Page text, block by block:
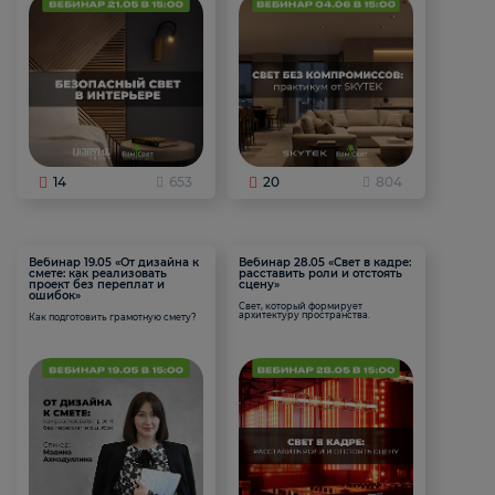
14 653 20 804
Вебинар 19.05 «От дизайна к
смете: как реализовать
проект без переплат и
ошибок»
Как подготовить грамотную смету?
Вебинар 28.05 «Свет в кадре:
расставить роли и отстоять
сцену»
Свет, который формирует
архитектуру пространства.